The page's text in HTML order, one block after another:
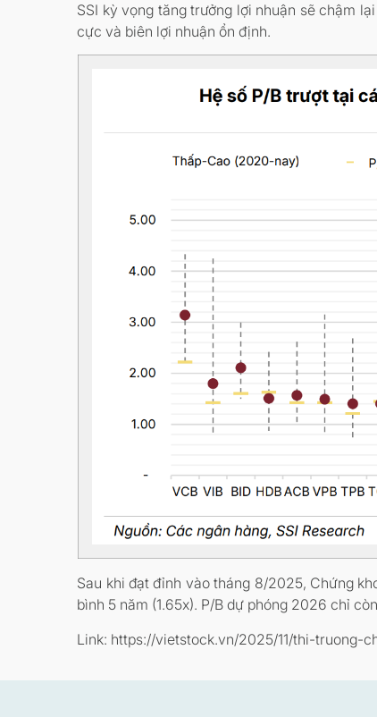
SSI kỳ vọng tăng trưởng lợi nhuận sẽ chậm
cực và biên lợi nhuận ổn định.
Sau khi đạt đỉnh vào tháng 8/2025, Chứng
bình 5 năm (1.65x). P/B dự phóng 2026 chỉ
Link: https://vietstock.vn/2025/11/thi-